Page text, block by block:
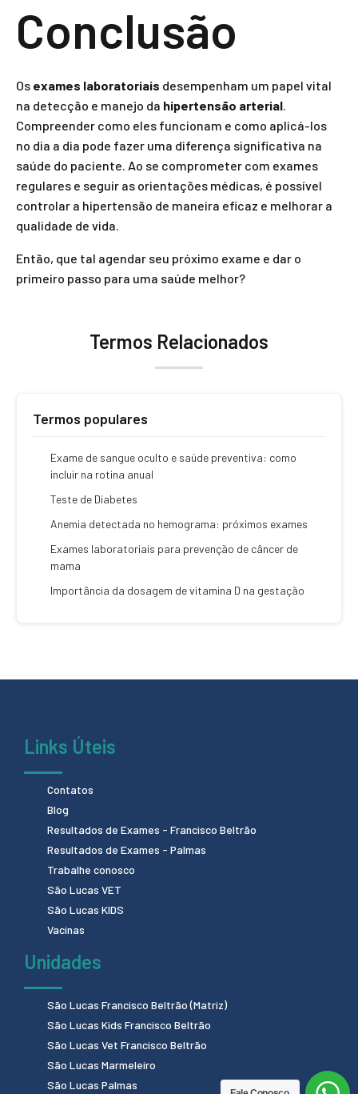
Conclusão
Os exames laboratoriais desempenham um papel vital
na detecção e manejo da hipertensão arterial.
Compreender como eles funcionam e como aplicá-los
no dia a dia pode fazer uma diferença significativa na
saúde do paciente. Ao se comprometer com exames
regulares e seguir as orientações médicas, é possível
controlar a hipertensão de maneira eficaz e melhorar a
qualidade de vida.
Então, que tal agendar seu próximo exame e dar o
primeiro passo para uma saúde melhor?
Termos Relacionados
Termos populares
Exame de sangue oculto e saúde preventiva: como
incluir na rotina anual
Teste de Diabetes
Anemia detectada no hemograma: próximos exames
Exames laboratoriais para prevenção de câncer de
mama
Importância da dosagem de vitamina D na gestação
Links Úteis
Contatos
Blog
Resultados de Exames - Francisco Beltrão
Resultados de Exames - Palmas
Trabalhe conosco
São Lucas VET
São Lucas KIDS
Vacinas
Unidades
São Lucas Francisco Beltrão (Matriz)
São Lucas Kids Francisco Beltrão
São Lucas Vet Francisco Beltrão
São Lucas Marmeleiro
São Lucas Palmas